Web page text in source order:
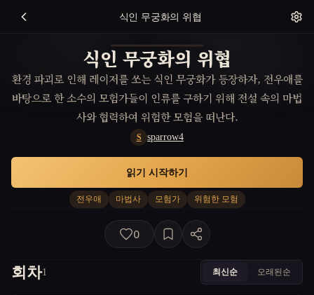
식인 무궁화의 위협
식인 무궁화의 위협
환경 파괴로 인해 레이저를 쏘는 식인 무궁화가 등장하자, 전우애를
바탕으로 한 소수의 모험가들이 인류를 구하기 위해 전설 속의 마법
사와 협력하여 위험한 모험을 떠난다.
S sparrow4
전우애 마법사 모험가 위험한 모험
읽기 시작하기
0
회차1 최신순 오래된순